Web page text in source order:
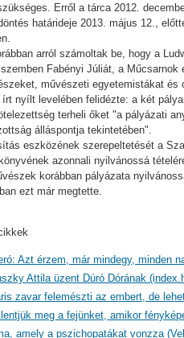
Erről a tárca 2012.
határideje 2013. május 12.,
arról számoltak be, hogy a
Fabényi Júliát, a
művészeti egyetemistákat
nyílt levelében felidézte: a két
terheli őket "a pályázati
álláspontja tekintetében".
eszközének szerepeltetését a
azonnali nyilvánossá
korábban pályázata
ezt már megtette.
Azt érzem, már mindegy, minden
Attila üzent Dúró Dórának
zavar felemészti az embert, de
meg a fejünket, amikor
amely a pszichopatákat vonzza